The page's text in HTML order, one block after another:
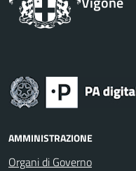
AMMINISTRAZIONE
Organi di Governo